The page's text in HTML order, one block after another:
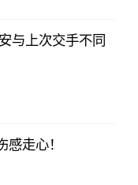
与上次交手不同
走心！